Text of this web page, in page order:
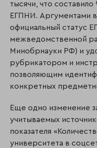
тысячи, что
ЕГПНИ. Аргументами в
официальный статус
межведомственной
Минобрнауки РФ) и
рубрикатором и
позволяющим
конкретных
Еще одно изменение
учитываемых
показателя
университета в